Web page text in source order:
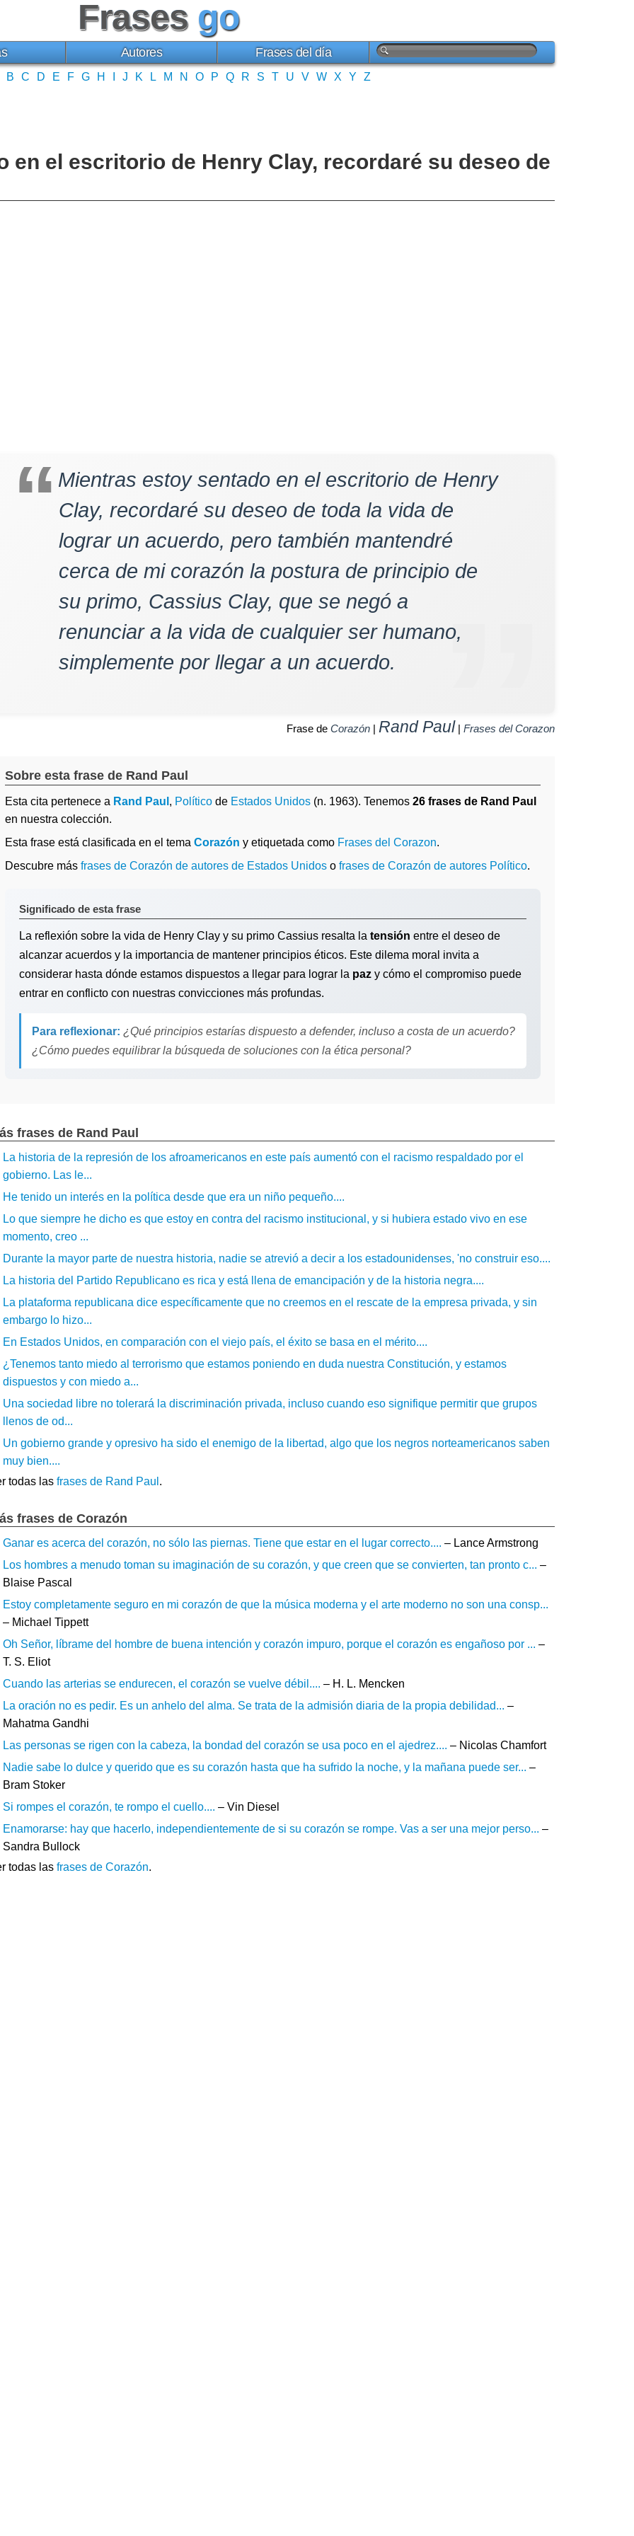
Frases go
Autores Frases del día
B C D E F G H J K L M N O P Q R S T U V W X Y Z
en el escritorio de Henry Clay, recordaré su deseo de
Mientras estoy sentado en el escritorio de Henry
Clay, recordaré su deseo de toda la vida de
lograr un acuerdo, pero también mantendré
cerca de mi corazón la postura de principio de
su primo, Cassius Clay, que se negó a
renunciar a la vida de cualquier ser humano,
simplemente por llegar a un acuerdo.
Frase de Corazón | Rand Paul | Frases del Corazon
Sobre esta frase de Rand Paul
Esta cita pertenece a Rand Paul , Político de Estados Unidos (n. 1963). Tenemos 26 frases de Rand Paul
en nuestra colección.
Esta frase está clasificada en el tema Corazón y etiquetada como Frases del Corazon.
Descubre más frases de Corazón de autores de Estados Unidos o frases de Corazón de autores Político.
Significado de esta frase
La reflexión sobre la vida de Henry Clay y su primo Cassius resalta la tensión entre el deseo de
alcanzar acuerdos y la importancia de mantener principios éticos. Este dilema moral invita a
considerar hasta dónde estamos dispuestos a llegar para lograr la paz y cómo el compromiso puede
entrar en conflicto con nuestras convicciones más profundas.
Para reflexionar: ¿Qué principios estarías dispuesto a defender, incluso a costa de un acuerdo?
¿Cómo puedes equilibrar la búsqueda de soluciones con la ética personal?
frases de Rand Paul
La historia de la represión de los afroamericanos en este país aumentó con el racismo respaldado por el
gobierno. Las le...
He tenido un interés en la política desde que era un niño pequeño....
Lo que siempre he dicho es que estoy en contra del racismo institucional, y si hubiera estado vivo en ese
momento, creo ...
Durante la mayor parte de nuestra historia, nadie se atrevió a decir a los estadounidenses, 'no construir eso....
La historia del Partido Republicano es rica y está llena de emancipación y de la historia negra....
La plataforma republicana dice específicamente que no creemos en el rescate de la empresa privada, y sin
embargo lo hizo...
En Estados Unidos, en comparación con el viejo país, el éxito se basa en el mérito....
¿Tenemos tanto miedo al terrorismo que estamos poniendo en duda nuestra Constitución, y estamos
dispuestos y con miedo a...
Una sociedad libre no tolerará la discriminación privada, incluso cuando eso signifique permitir que grupos
llenos de od...
Un gobierno grande y opresivo ha sido el enemigo de la libertad, algo que los negros norteamericanos saben
muy bien....
todas las frases de Rand Paul .
frases de Corazón
Ganar es acerca del corazón, no sólo las piernas. Tiene que estar en el lugar correcto.... – Lance Armstrong
Los hombres a menudo toman su imaginación de su corazón, y que creen que se convierten, tan pronto c... –
Blaise Pascal
Estoy completamente seguro en mi corazón de que la música moderna y el arte moderno no son una consp...
– Michael Tippett
Oh Señor, líbrame del hombre de buena intención y corazón impuro, porque el corazón es engañoso por ... –
T. S. Eliot
Cuando las arterias se endurecen, el corazón se vuelve débil.... – H. L. Mencken
La oración no es pedir. Es un anhelo del alma. Se trata de la admisión diaria de la propia debilidad... –
Mahatma Gandhi
Las personas se rigen con la cabeza, la bondad del corazón se usa poco en el ajedrez.... – Nicolas Chamfort
Nadie sabe lo dulce y querido que es su corazón hasta que ha sufrido la noche, y la mañana puede ser... –
Bram Stoker
Si rompes el corazón, te rompo el cuello.... – Vin Diesel
Enamorarse: hay que hacerlo, independientemente de si su corazón se rompe. Vas a ser una mejor perso... –
Sandra Bullock
todas las frases de Corazón.